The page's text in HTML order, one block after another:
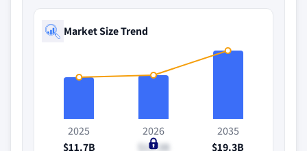
Market Size Trend
2025
$11.7B
2026
$12.3B
2035
$19.3B